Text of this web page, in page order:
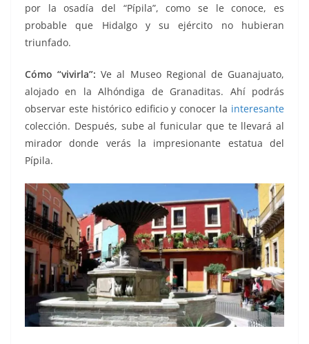
por la osadía del “Pípila”, como se le conoce, es
probable que Hidalgo y su ejército no hubieran
triunfado.
Cómo “vivirla”: Ve al Museo Regional de Guanajuato,
alojado en la Alhóndiga de Granaditas. Ahí podrás
observar este histórico edificio y conocer la interesante
colección. Después, sube al funicular que te llevará al
mirador donde verás la impresionante estatua del
Pípila.